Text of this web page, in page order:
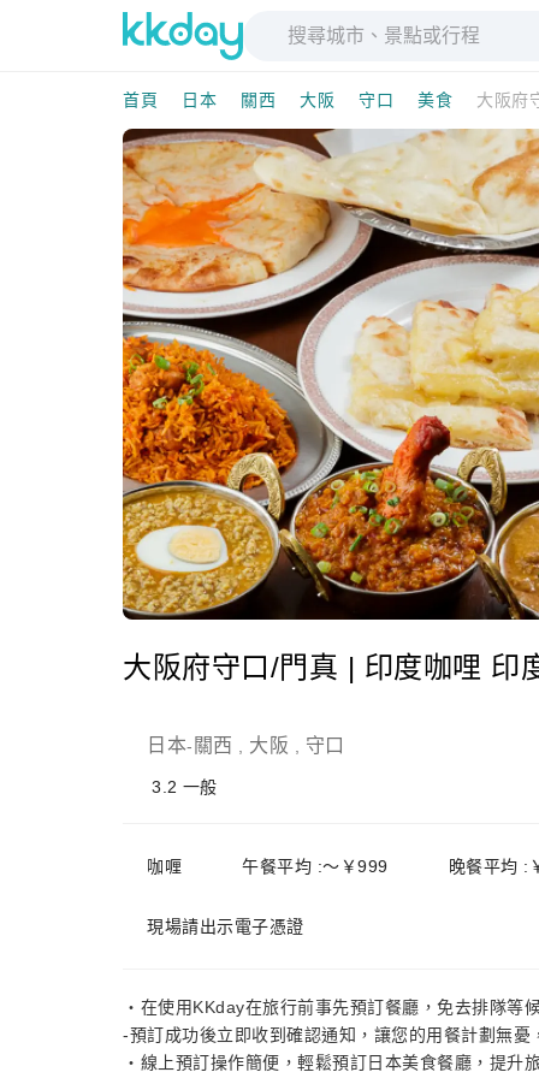
首頁 日本 關西 大阪 守口 美食 大阪府
大阪府守口/門真 | 印度咖哩 印
日本- 關西 大阪 守口
3.2 一般
咖喱 午餐平均 :～￥999 晚餐平均 :
現場請出示電子憑證
・在使用KKday在旅行前事先預訂餐廳，免去排隊等
-預訂成功後立即收到確認通知，讓您的用餐計劃無憂
・線上預訂操作簡便，輕鬆預訂日本美食餐廳，提